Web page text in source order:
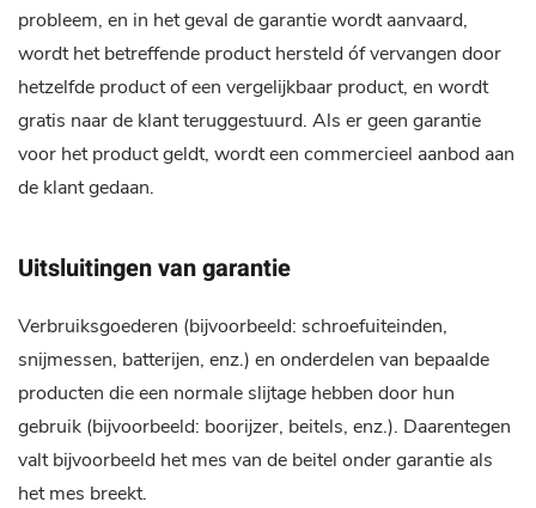
probleem, en in het geval de garantie wordt aanvaard,
wordt het betreffende product hersteld óf vervangen door
hetzelfde product of een vergelijkbaar product, en wordt
gratis naar de klant teruggestuurd. Als er geen garantie
voor het product geldt, wordt een commercieel aanbod aan
de klant gedaan.
Uitsluitingen van garantie
Verbruiksgoederen (bijvoorbeeld: schroefuiteinden,
snijmessen, batterijen, enz.) en onderdelen van bepaalde
producten die een normale slijtage hebben door hun
gebruik (bijvoorbeeld: boorijzer, beitels, enz.). Daarentegen
valt bijvoorbeeld het mes van de beitel onder garantie als
het mes breekt.